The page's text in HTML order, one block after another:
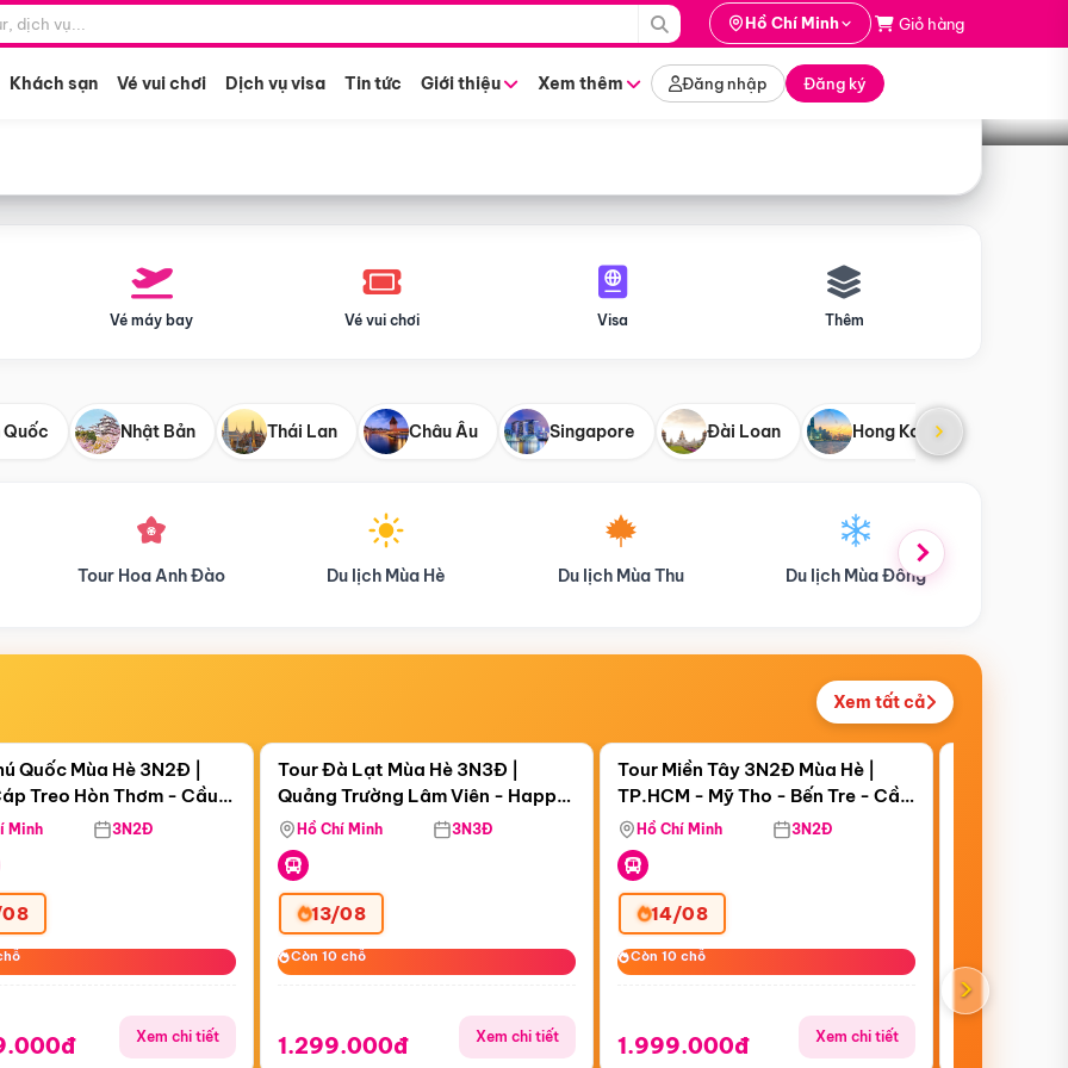
Hồ Chí Minh Giỏ hàng
Khách sạn Vé vui chơi Dịch vụ visa Tin tức Giới thiệu Xem thêm Đăng nhập Đăng ký
Tìm tour
Vé máy bay Vé vui chơi Visa Thêm
Quốc Nhật Bản Thái Lan Châu Âu Singapore Đài Loan Hong Kong
Du lịch Mùa Hè Du lịch Mùa Thu Du lịch Mùa Đông Combo Du lịch
Xem tất cả
08:34:17
Treo Hòn Thơm
Quốc Mùa Hè 3N2Đ |
Treo Hòn Thơm - Cầu
Viên Nước Aquatopia
Minh 3N2Đ
Xem chi tiết
Còn06 ngày 08:34:17
Tour Đà Lạt Mùa Hè 3N3Đ |
Quảng Trường Lâm Viên - Happy
Hill - Puppy Farm
Hồ Chí Minh 3N3Đ
13/08
Còn 10 chỗ
Còn 10 chỗ
1.299.000đ Xem chi tiết
Còn07 ngày 08:34:17
Điểm nổi bật
Tour Miền Tây 3N2Đ Mùa Hè |
TP.HCM - Mỹ Tho - Bến Tre - Cần
Thơ - Sóc Trăng - Bạc Liêu - Cà
Mau
Hồ Chí Minh 3N2Đ
14/08
Còn 10 chỗ
Còn 10 chỗ
1.999.000đ Xem chi tiết
›